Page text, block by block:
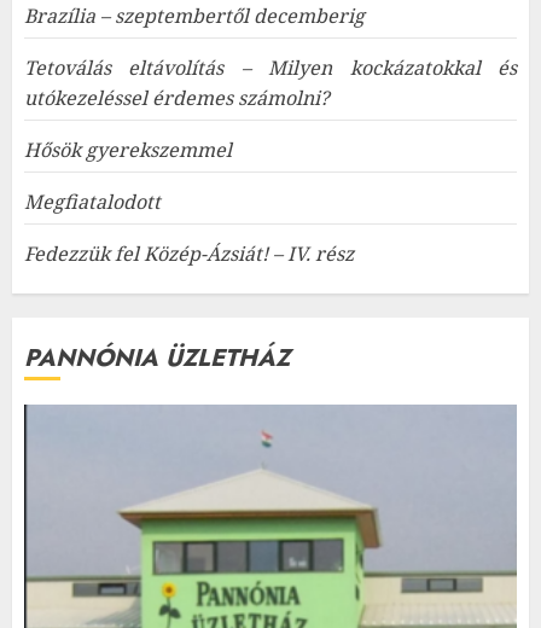
Brazília – szeptembertől decemberig
Tetoválás eltávolítás – Milyen kockázatokkal és
utókezeléssel érdemes számolni?
Hősök gyerekszemmel
Megfiatalodott
Fedezzük fel Közép-Ázsiát! – IV. rész
PANNÓNIA ÜZLETHÁZ